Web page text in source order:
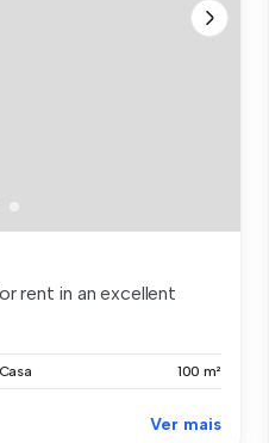
rent in an excellent
Casa 100 m²
Ver mais